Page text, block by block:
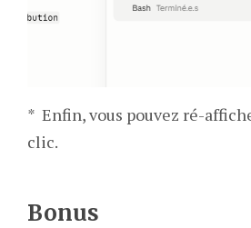
* Enfin, vous pouvez ré-
clic.
Bonus